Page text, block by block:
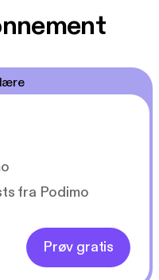
fra Podimo
Prøv gratis